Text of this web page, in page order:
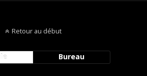
Retour au début
Bureau